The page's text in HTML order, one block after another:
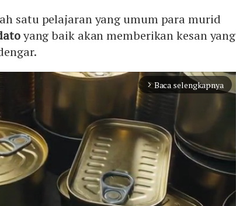
satu pelajaran yang umum para murid
yang baik akan memberikan kesan yang
arrow_forward_ios Baca selengkapnya